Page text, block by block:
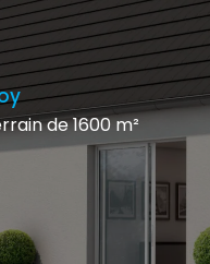
de 1600 m²